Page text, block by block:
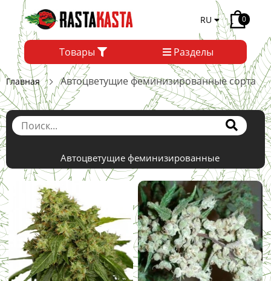
RU 0
Товары Разделы
Главная Автоцветущие феминизированные сорта
Автоцветущие феминизированные